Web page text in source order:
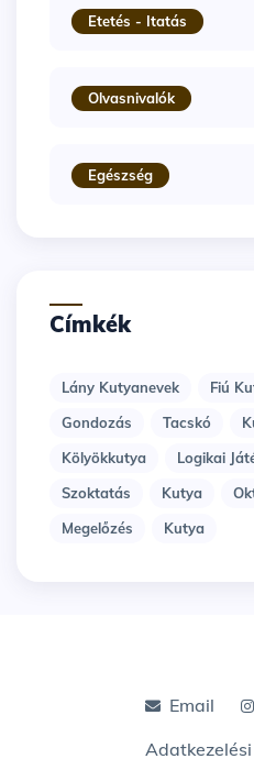
Etetés - Itatás
Olvasnivalók
Egészség
Címkék
Lány Kutyanevek Fiú
Gondozás
Tacskó
Kölyökkutya
Logikai
Szoktatás
Kutya
Megelőzés
Kutya
Email